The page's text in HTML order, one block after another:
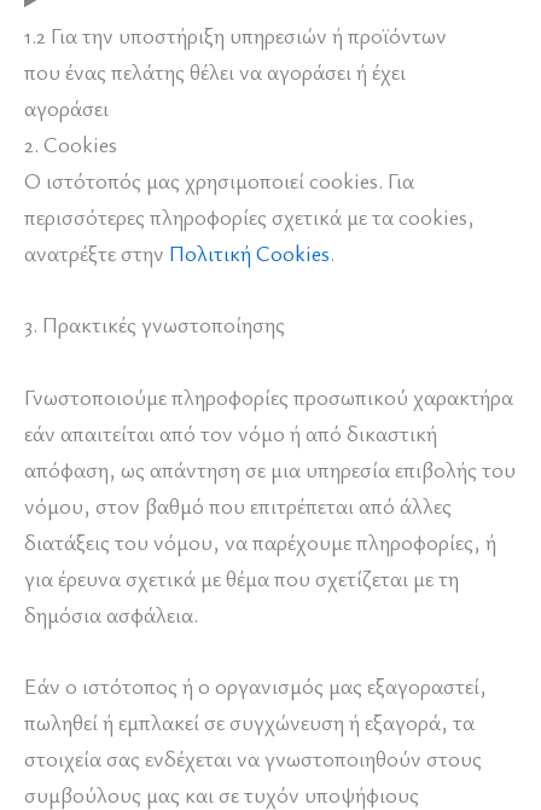
1.2 Για την υποστήριξη υπηρεσιών ή προϊόντων
που ένας πελάτης θέλει να αγοράσει ή έχει
αγοράσει
2. Cookies
Ο ιστότοπός μας χρησιμοποιεί cookies. Για
περισσότερες πληροφορίες σχετικά με τα cookies,
ανατρέξτε στην Πολιτική Cookies.
3. Πρακτικές γνωστοποίησης
Γνωστοποιούμε πληροφορίες προσωπικού χαρακτήρα
εάν απαιτείται από τον νόμο ή από δικαστική
απόφαση, ως απάντηση σε μια υπηρεσία επιβολής του
νόμου, στον βαθμό που επιτρέπεται από άλλες
διατάξεις του νόμου, να παρέχουμε πληροφορίες, ή
για έρευνα σχετικά με θέμα που σχετίζεται με τη
δημόσια ασφάλεια.
Εάν ο ιστότοπος ή ο οργανισμός μας εξαγοραστεί,
πωληθεί ή εμπλακεί σε συγχώνευση ή εξαγορά, τα
στοιχεία σας ενδέχεται να γνωστοποιηθούν στους
συμβούλους μας και σε τυχόν υποψήφιους